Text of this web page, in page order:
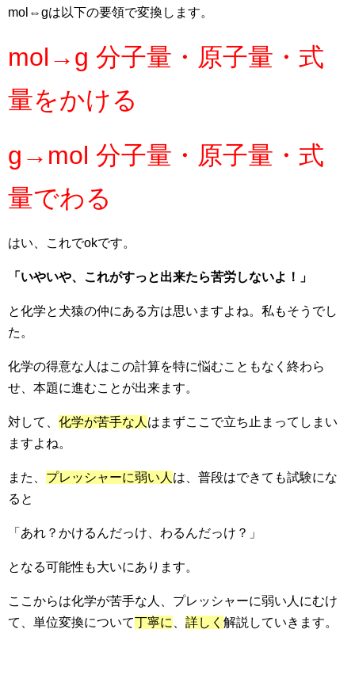
mol⇔gは以下の要領で変換します。
mol→g 分子量・原子量・式
量をかける
g→mol 分子量・原子量・式
量でわる
はい、これでokです。
「いやいや、これがすっと出来たら苦労しないよ！」
と化学と犬猿の仲にある方は思いますよね。私もそうでし
た。
化学の得意な人はこの計算を特に悩むこともなく終わら
せ、本題に進むことが出来ます。
対して、 化学が苦手な人 はまずここで立ち止まってしまい
ますよね。
また、 プレッシャーに弱い人 は、普段はできても試験にな
ると
「あれ？かけるんだっけ、わるんだっけ？」
となる可能性も大いにあります。
ここからは化学が苦手な人、プレッシャーに弱い人にむけ
て、単位変換について丁寧に 詳しく 解説していきます。